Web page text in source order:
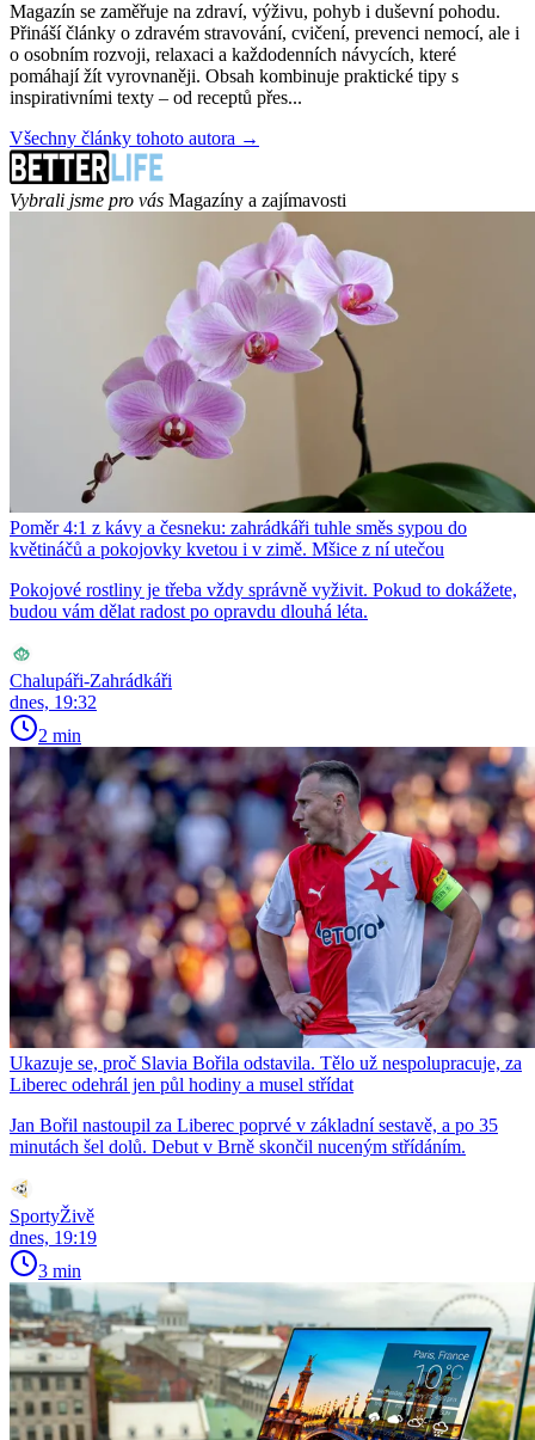
Magazín se zaměřuje na zdraví, výživu, pohyb i duševní pohodu.
Přináší články o zdravém stravování, cvičení, prevenci nemocí, ale i
o osobním rozvoji, relaxaci a každodenních návycích, které
pomáhají žít vyrovnaněji. Obsah kombinuje praktické tipy s
inspirativními texty – od receptů přes...
Všechny články tohoto autora →
Vybrali jsme pro vás Magazíny a zajímavosti
Poměr 4:1 z kávy a česneku: zahrádkáři tuhle směs sypou do
květináčů a pokojovky kvetou i v zimě. Mšice z ní utečou
Pokojové rostliny je třeba vždy správně vyživit. Pokud to dokážete,
budou vám dělat radost po opravdu dlouhá léta.
Chalupáři-Zahrádkáři
dnes, 19:32
2 min
Ukazuje se, proč Slavia Bořila odstavila. Tělo už nespolupracuje, za
Liberec odehrál jen půl hodiny a musel střídat
Jan Bořil nastoupil za Liberec poprvé v základní sestavě, a po 35
minutách šel dolů. Debut v Brně skončil nuceným střídáním.
SportyŽivě
dnes, 19:19
3 min